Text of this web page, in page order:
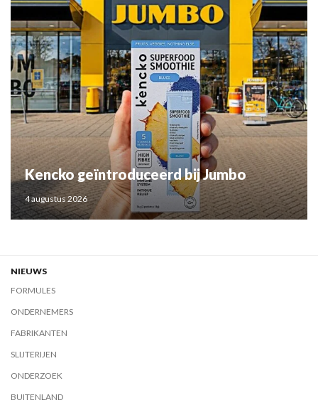
Kencko geïntroduceerd bij Jumbo
4 augustus 2026
NIEUWS
FORMULES
ONDERNEMERS
FABRIKANTEN
SLIJTERIJEN
ONDERZOEK
BUITENLAND